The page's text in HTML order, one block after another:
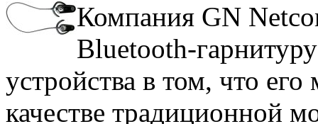
Компания GN
Bluetooth-
устройства в том, что
качестве традиционной